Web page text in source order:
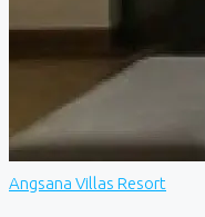
Angsana Villas Resort